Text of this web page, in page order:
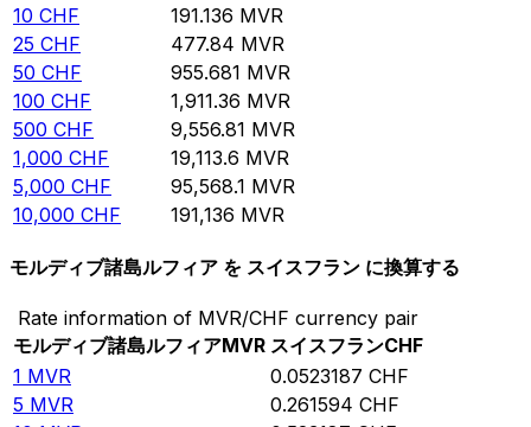
10 CHF 191.136 MVR
25 CHF 477.84 MVR
50 CHF 955.681 MVR
100 CHF 1,911.36 MVR
500 CHF 9,556.81 MVR
1,000 CHF 19,113.6 MVR
5,000 CHF 95,568.1 MVR
10,000 CHF 191,136 MVR
モルディブ諸島ルフィア を スイスフラン に換算する
Rate information of MVR/CHF currency pair
モルディブ諸島ルフィアMVR スイスフランCHF
1 MVR 0.0523187 CHF
5 MVR 0.261594 CHF